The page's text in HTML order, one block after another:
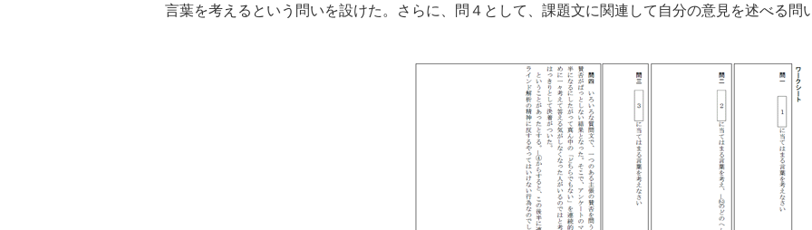
言葉を考えるという問いを設けた。さらに、問４として、課題文に関連して自分の意見を述べる問